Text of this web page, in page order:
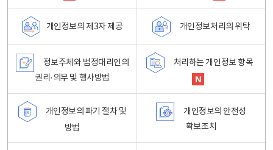
개인정보의 제3자 제공 개인정보처리의 위탁
정보주체와 법정대리인의
권리·의무 및 행사방법
처리하는 개인정보 항목
개인정보의 파기 절차 및
방법
개인정보의 안전성
확보조치